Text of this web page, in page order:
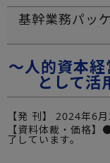
基幹業務パッ
～人的資本
として活
【発 刊】
2024年6月
【資料体裁・価格
了しています。